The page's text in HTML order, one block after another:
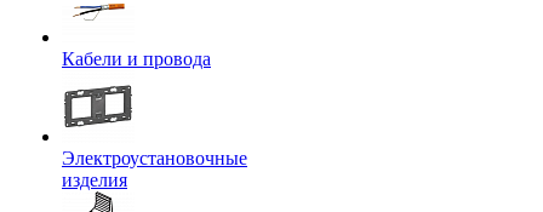
Кабели и провода
Электроустановочные
изделия